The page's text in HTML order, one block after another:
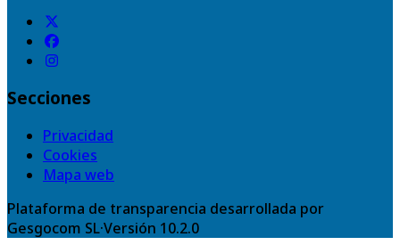
Secciones
Privacidad
Cookies
Mapa web
Plataforma de transparencia desarrollada por
Gesgocom SL·Versión 10.2.0